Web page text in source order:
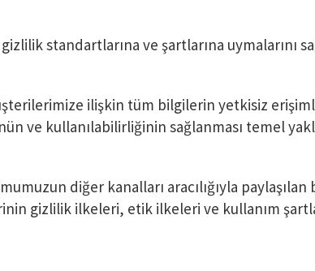
standartlarına ve şartlarına uymalarını
ilişkin tüm bilgilerin yetkisiz
kullanılabilirliğinin sağlanması temel
diğer kanalları aracılığıyla
gizlilik ilkeleri, etik ilkeleri ve kullanım